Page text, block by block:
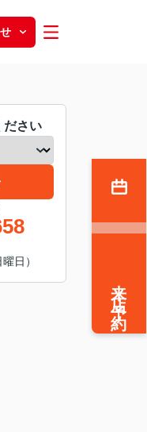
ださい
日）
来店予約